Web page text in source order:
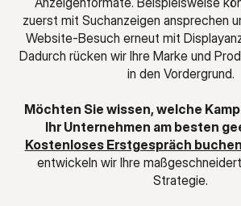
zuerst mit Suchanzeigen ansprechen
Website-Besuch erneut mit
Dadurch rücken wir Ihre Marke und
in den Vordergrund.
Möchten Sie wissen, welche
Ihr Unternehmen am besten
Kostenloses Erstgespräch buchen
entwickeln wir Ihre
Strategie.